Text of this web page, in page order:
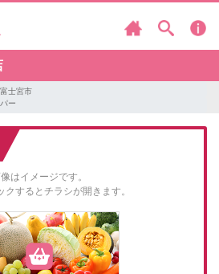
富士宮市
ー
はイメージです。
クするとチラシが開きます。